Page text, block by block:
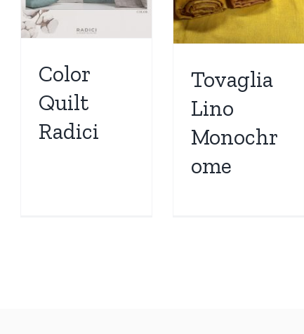
Color
Quilt
Radici
Venduti TOVAGLIE
Tovaglia
Lino
Monochr
ome